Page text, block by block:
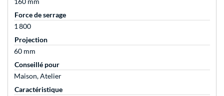
Force de serrage
1 800
Projection
60 mm
Conseillé pour
Maison, Atelier
Caractéristique